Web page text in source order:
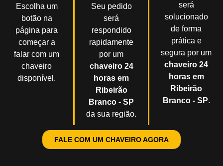
Escolha um
botão na
página para
começar a
falar com um
chaveiro
disponível.
Seu pedido
será
respondido
rapidamente
por um
chaveiro 24
horas em
Ribeirão
Branco - SP
da sua região.
será
solucionado
de forma
prática e
segura por um
chaveiro 24
horas em
Ribeirão
Branco - SP.
FALE COM UM CHAVEIRO AGORA